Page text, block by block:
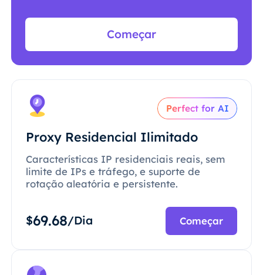
Começar
Perfect for AI
Proxy Residencial Ilimitado
Características IP residenciais reais, sem
limite de IPs e tráfego, e suporte de
rotação aleatória e persistente.
$69.68/Dia Começar